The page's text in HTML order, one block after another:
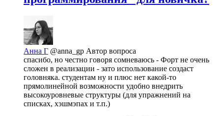
Анна Г @anna_gp Автор вопроса
спасибо, но честно говоря сомневаюсь - Форт не очень
сложен в реализации - зато использование создаст
головняка. студентам ну и плюс нет какой-то
прямолинейной возможности удобно внедрить
высокоуровневые структуры (для упражнений на
списках, хэшмэпах и т.п.)